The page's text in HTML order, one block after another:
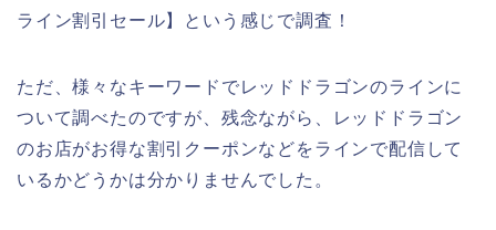
ライン割引セール】という感じで調査！
ただ、様々なキーワードでレッドドラゴンのラインに
ついて調べたのですが、残念ながら、レッドドラゴン
のお店がお得な割引クーポンなどをラインで配信して
いるかどうかは分かりませんでした。